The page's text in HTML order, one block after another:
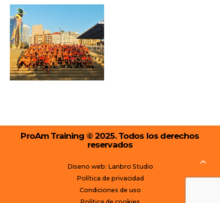
ProAm Training © 2025. Todos los derechos
reservados
Diseno web: Lanbro Studio
Política de privacidad
Condiciones de uso